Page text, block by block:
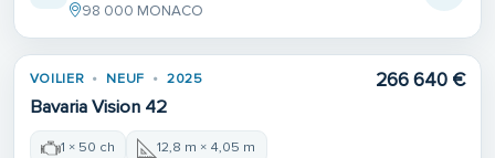
98 000 MONACO
VOILIER NEUF 2025
Bavaria Vision 42
266 640 €
1 × 50 ch 12,8 m × 4,05 m